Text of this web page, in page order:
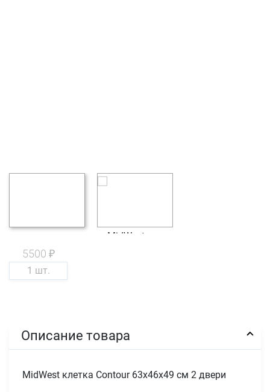
5500 ₽
1 шт.
Описание товара
MidWest клетка Contour 63х46х49 см 2 двери